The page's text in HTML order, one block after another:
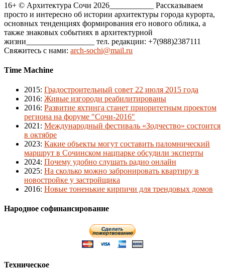
16+ © Архитектура Сочи 2026___________ Рассказываем
просто и интересно об истории архитектуры города курорта,
основных тенденциях формирования его нового облика, а
также знаковых событиях в архитектурной
жизни_________________ тел. редакции: +7(988)2387111
Свяжитесь с нами: arch-sochi@mail.ru
Time Machine
2015: Градостроительный совет 22 июля 2015 года
2016: Живые изгороди реабилитированы
2016: Развитие яхтинга станет приоритетным проектом
региона на форуме "Сочи-2016"
2021 : Международный фестиваль «Зодчество» состоится
в октябре
2023: Какие объекты могут составить паломнический
маршрут в Сочинском нацпарке обсудили эксперты
2024: Почему удобно слушать радио онлайн
2025: На сколько можно забронировать квартиру в
новостройке у застройщика
2016: Новые тоненькие кирпичи для трендовых домов
Народное софинансирование
Техническое